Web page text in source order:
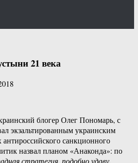
21 века
блогер Олег Пономарь, с
экзальтированным украинским
антироссийского санкционного
назвал планом «Анаконда»: по